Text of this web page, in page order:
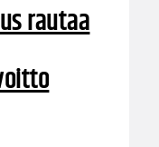
rautaa